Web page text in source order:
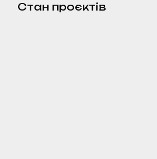
Стан проєктів